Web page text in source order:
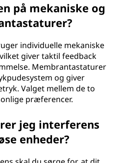
på mekaniske og
individuelle mekaniske
giver taktil feedback
Membrantastaturer
og giver
Valget mellem de to
præferencer.
jeg interferens
enheder?